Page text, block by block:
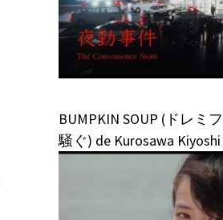
BUMPKIN SOUP (ドレミ
騒ぐ) de Kurosawa Kiyoshi